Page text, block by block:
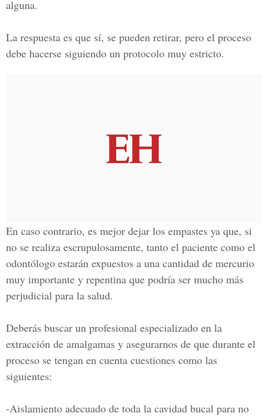
alguna.
La respuesta es que sí, se pueden retirar, pero el proceso
debe hacerse siguiendo un protocolo muy estricto.
En caso contrario, es mejor dejar los empastes ya que, si
no se realiza escrupulosamente, tanto el paciente como el
odontólogo estarán expuestos a una cantidad de mercurio
muy importante y repentina que podría ser mucho más
perjudicial para la salud.
Deberás buscar un profesional especializado en la
extracción de amalgamas y asegurarnos de que durante el
proceso se tengan en cuenta cuestiones como las
siguientes:
-Aislamiento adecuado de toda la cavidad bucal para no